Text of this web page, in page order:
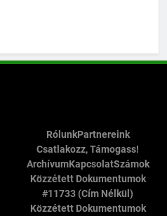
RólunkPartnereink
Csatlakozz, Támogass!
ArchívumKapcsolatSzámok
Közzétett Dokumentumok
#11733 (cím Nélkül)
Közzétett Dokumentumok